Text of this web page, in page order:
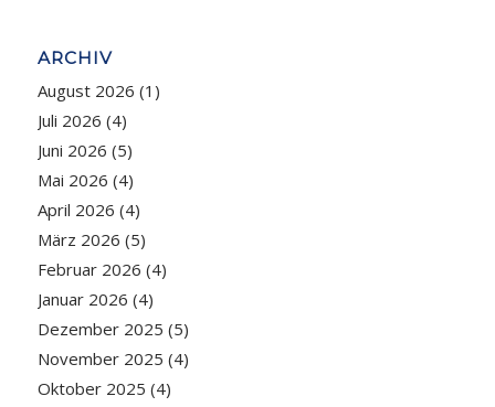
ARCHIV
August 2026 (1)
Juli 2026 (4)
Juni 2026 (5)
Mai 2026 (4)
April 2026 (4)
März 2026 (5)
Februar 2026 (4)
Januar 2026 (4)
Dezember 2025 (5)
November 2025 (4)
Oktober 2025 (4)